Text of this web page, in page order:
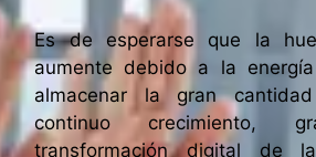
Es de esperarse que la
aumente debido a la
almacenar la gran
continuo crecimiento,
transformación digital de